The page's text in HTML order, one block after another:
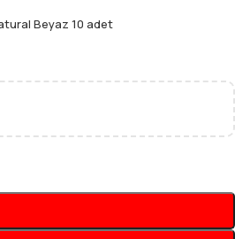
Beyaz 10 adet